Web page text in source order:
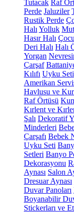
Tutacak Raf
Perde Jaluziler
Rustik Perde
Halı Yolluk
Hasır Halı
Deri Halı Halı
Yorgan
Çarşaf
Kılıfı Uyku Seti
Amerikan
Havlusu ve
Raf Örtüsü
Kırlent ve
Şalı Dekoratif
Minderleri
Çarşafı Bebek
Uyku Seti
Setleri Banyo
Dekorasyonu
Aynası Salon
Dresuar Aynası
Duvar Panoları
Boyanabilir
Stickerları ve